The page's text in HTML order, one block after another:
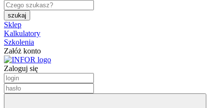
Sklep
Kalkulatory
Szkolenia
Załóż konto
Zaloguj się